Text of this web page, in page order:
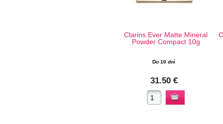
Clarins Ever Matte Mineral
Powder Compact 10g
Do 10 dní
31.50 €